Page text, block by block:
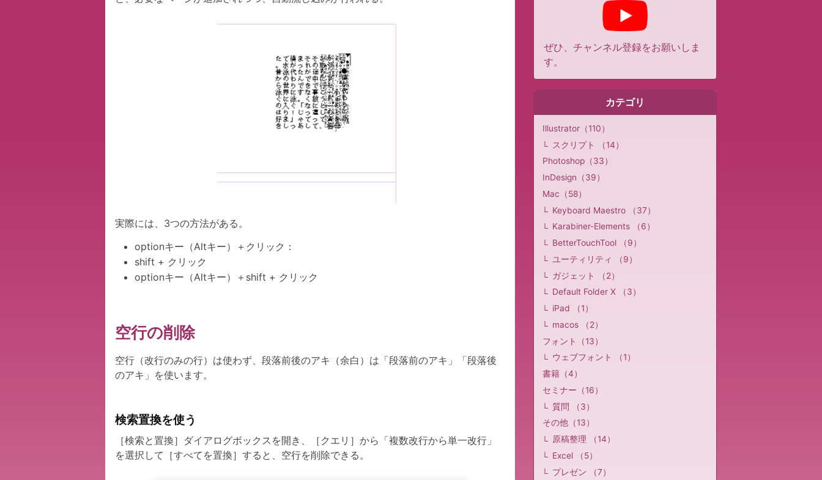
実際には、3つの方法がある。
optionキー（Altキー）＋クリック：
shift + クリック
optionキー（Altキー）＋shift + クリック
空行の削除
空行（改行のみの行）は使わず、段落前後のアキ（余白）は「段落前のアキ」「段落後
のアキ」を使います。
検索置換を使う
［検索と置換］ダイアログボックスを開き、［クエリ］から「複数改行から単一改行」
を選択して［すべてを置換］すると、空行を削除できる。
ぜひ、チャンネル登録をお願いしま
す。
カテゴリ
Illustrator（110）
スクリプト （14）
Photoshop（33）
InDesign（39）
Mac（58）
Keyboard Maestro （37）
Karabiner-Elements （6）
BetterTouchTool （9）
ユーティリティ （9）
ガジェット （2）
Default Folder X （3）
iPad （1）
macos （2）
フォント（13）
ウェブフォント （1）
書籍（4）
セミナー（16）
質問 （3）
その他（13）
原稿整理 （14）
Excel （5）
プレゼン （7）